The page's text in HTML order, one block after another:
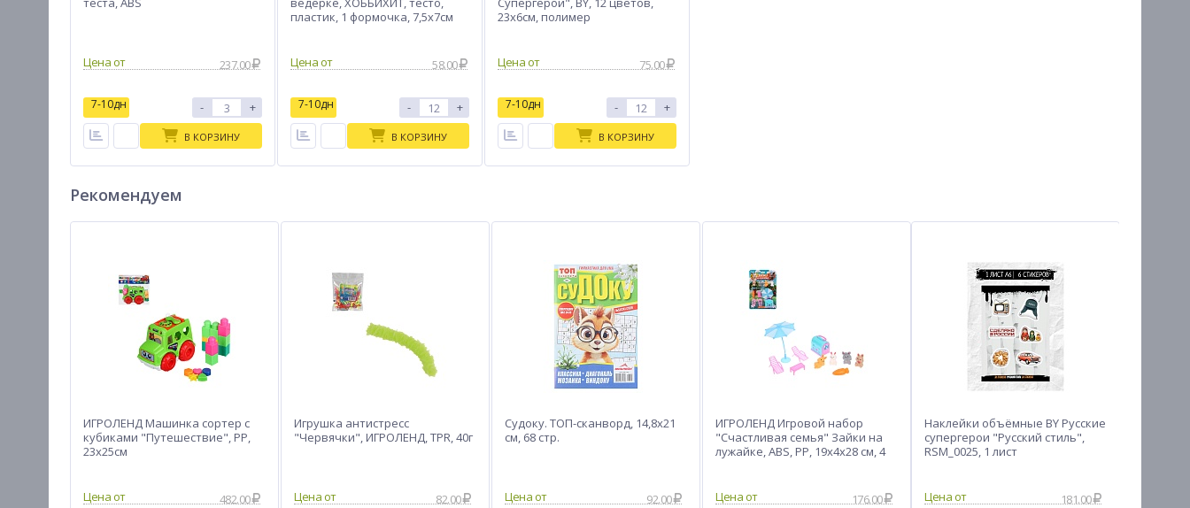
Цена от 237.00
7-10дн - +
В КОРЗИНУ
пластик, 1 формочка, 7,5х7см
Цена от 58.00
7-10дн - +
В КОРЗИНУ
23х6см, полимер
Цена от 75.00
7-10дн - +
В КОРЗИНУ
Рекомендуем
ИГРОЛЕНД Машинка сортер с
кубиками "Путешествие", РР,
23х25см
482.00
Игрушка антистресс
"Червячки", ИГРОЛЕНД, TPR, 40г
82.00
Судоку. ТОП-сканворд, 14,8x21
см, 68 стр.
92.00
ИГРОЛЕНД Игровой набор
"Счастливая семья" Зайки на
лужайке, ABS, PP, 19х4х28 см, 4
176.00
Наклейки объёмные BY Русские
супергерои "Русский стиль",
RSM_0025, 1 лист
181.00